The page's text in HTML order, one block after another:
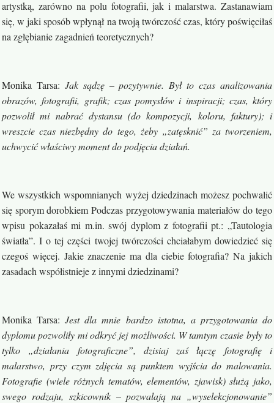
artystką, zarówno na polu fotografii, jak i malarstwa. Zastanawiam
się, w jaki sposób wpłynął na twoją twórczość czas, który poświęciłaś
na zgłębianie zagadnień teoretycznych?
Monika Tarsa: Jak sądzę – pozytywnie. Był to czas analizowania
obrazów, fotografii, grafik; czas pomysłów i inspiracji; czas, który
pozwolił mi nabrać dystansu (do kompozycji, koloru, faktury); i
wreszcie czas niezbędny do tego, żeby „zatęsknić” za tworzeniem,
uchwycić właściwy moment do podjęcia działań.
We wszystkich wspomnianych wyżej dziedzinach możesz pochwalić
się sporym dorobkiem Podczas przygotowywania materiałów do tego
wpisu pokazałaś mi m.in. swój dyplom z fotografii pt.: „Tautologia
światła”. I o tej części twojej twórczości chciałabym dowiedzieć się
czegoś więcej. Jakie znaczenie ma dla ciebie fotografia? Na jakich
zasadach współistnieje z innymi dziedzinami?
Monika Tarsa: Jest dla mnie bardzo istotna, a przygotowania do
dyplomu pozwoliły mi odkryć jej możliwości. W tamtym czasie były to
tylko „działania fotograficzne”, dzisiaj zaś łączę fotografię i
malarstwo, przy czym zdjęcia są punktem wyjścia do malowania.
Fotografie (wiele różnych tematów, elementów, zjawisk) służą jako,
swego rodzaju, szkicownik – pozwalają na „wyselekcjonowanie”